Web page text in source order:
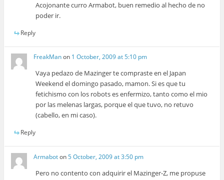
Acojonante curro Armabot, buen remedio al hecho de no
poder ir.
Reply
FreakManon 1 October, 2009 at 5:10 pm
Vaya pedazo de Mazinger te compraste en el Japan
Weekend el domingo pasado, mamon. Si es que tu
fetichismo con los robots es enfermizo, tanto como el mio
por las melenas largas, porque el que tuvo, no retuvo
(cabello, en mi caso).
Reply
Armaboton5 October, 2009 at 3:50 pm
Pero no contento con adquirir el Mazinger-Z, me propuse